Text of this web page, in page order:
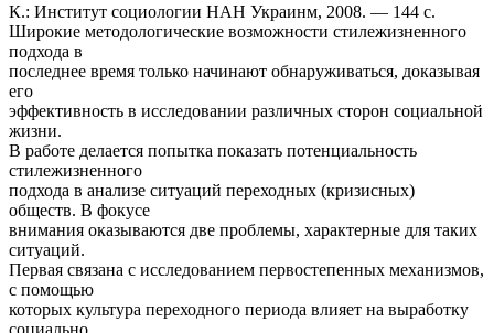
К.: Институт социологии НАН Украинм, 2008. — 144 с.
Широкие методологические возможности стилежизненного
подхода в
последнее время только начинают обнаруживаться, доказывая
его
эффективность в исследовании различных сторон социальной
жизни.
В работе делается попытка показать потенциальность
стилежизненного
подхода в анализе ситуаций переходных (кризисных)
обществ. В фокусе
внимания оказываются две проблемы, характерные для таких
ситуаций.
Первая связана с исследованием первостепенных механизмов,
с помощью
которых культура переходного периода влияет на выработку
социально